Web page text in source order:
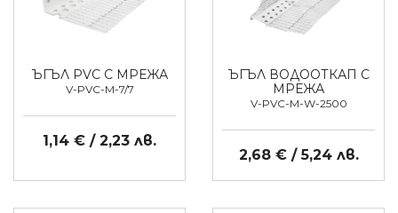
ЪГЪЛ PVC С МРЕЖА
V-PVC-M-7/7
1,14 € / 2,23 лв.
ЪГЪЛ ВОДООТКАП С
МРЕЖА
V-PVC-M-W-2500
2,68 € / 5,24 лв.